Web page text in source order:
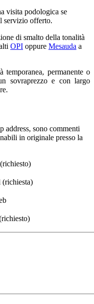
visita podologica se
servizio offerto.
di smalto della tonalità
OPI oppure Mesauda a
permanente o
sovraprezzo e con largo
address, sono commenti
in originale presso la